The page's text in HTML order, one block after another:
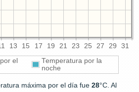
13 15 17 19 21 23 25 27 29 31
el
Temperatura por la
noche
máxima por el día fue 28°C. Al